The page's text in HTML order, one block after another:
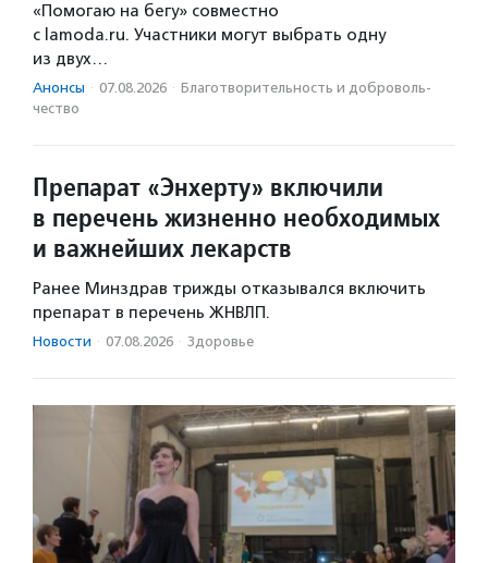
«Помогаю на бегу» совместно
с lamoda.ru. Участники могут выбрать одну
из двух…
Анонсы · 07.08.2026 · Благотвори­тель­ность и доброволь­
чест­во
Препарат «Энхерту» включили
в перечень жизненно необходимых
и важнейших лекарств
Ранее Минздрав трижды отказывался включить
препарат в перечень ЖНВЛП.
Новости · 07.08.2026 · Здоровье